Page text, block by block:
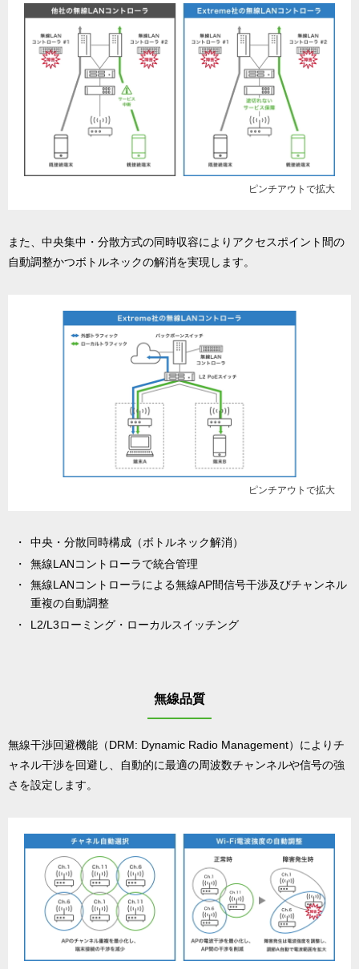
ピンチアウトで拡大
また、中央集中・分散方式の同時収容によりアクセスポイント間の
自動調整かつボトルネックの解消を実現します。
ピンチアウトで拡大
中央・分散同時構成（ボトルネック解消）
無線LANコントローラで統合管理
無線LANコントローラによる無線AP間信号干渉及びチャンネル
重複の自動調整
L2/L3ローミング・ローカルスイッチング
無線品質
無線干渉回避機能（DRM: Dynamic Radio Management）によりチ
ャネル干渉を回避し、自動的に最適の周波数チャンネルや信号の強
さを設定します。